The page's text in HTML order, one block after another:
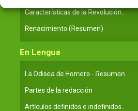
Características de la Revolución...
Renacimiento (Resumen)
En Lengua
La Odisea de Homero - Resumen
Partes de la redacción
Artículos definidos e indefinidos...